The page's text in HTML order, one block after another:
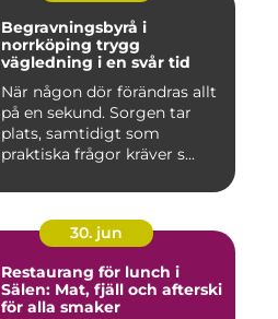
Begravningsbyrå i
norrköping trygg
vägledning i en svår tid
När någon dör förändras allt
på en sekund. Sorgen tar
plats, samtidigt som
praktiska frågor kräver s...
30. jun
Restaurang för lunch i
Sälen: Mat, fjäll och afterski
för alla smaker